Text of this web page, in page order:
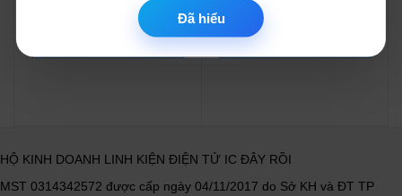
Đã hiểu
HỘ KINH DOANH LINH KIỆN ĐIỆN TỬ IC ĐÂY RỒI
MST 0314342572 được cấp ngày 04/11/2017 do Sở KH và ĐT TP